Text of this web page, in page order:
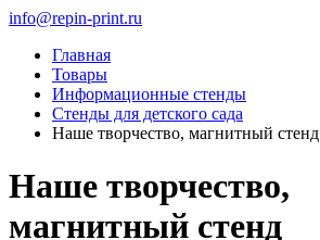
info@repin-print.ru
Главная
Товары
Информационные стенды
Стенды для детского сада
Наше творчество, магнитный стенд
Наше творчество,
магнитный стенд